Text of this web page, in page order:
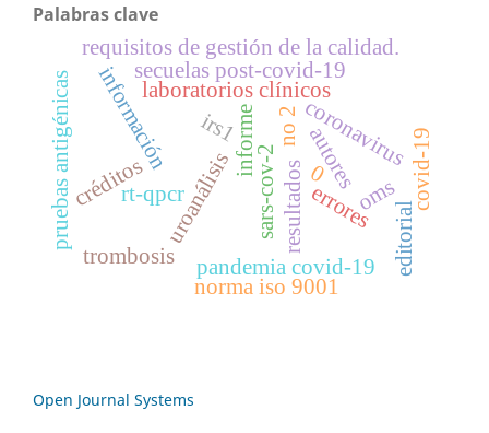
Palabras clave
errores
informe
resultados
uroanálisis
laboratorios clínicos
información autores
pandemia covid-19
sars-cov-2
coronavirus
rt-qpcr oms
norma iso 9001
0
requisitos de gestión de la calidad.
editorial
créditos covid-19
pruebas antigénicas secuelas post-covid-19
trombosis
no 2
irs1
Open Journal Systems